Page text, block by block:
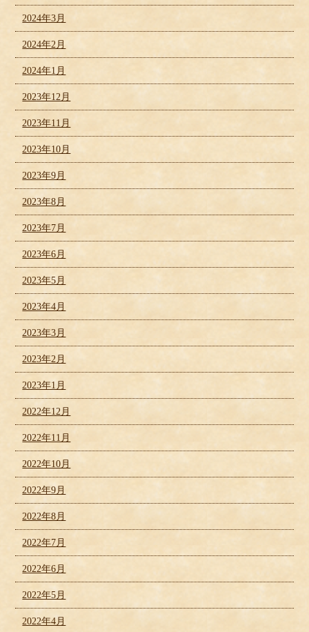
2024年3月
2024年2月
2024年1月
2023年12月
2023年11月
2023年10月
2023年9月
2023年8月
2023年7月
2023年6月
2023年5月
2023年4月
2023年3月
2023年2月
2023年1月
2022年12月
2022年11月
2022年10月
2022年9月
2022年8月
2022年7月
2022年6月
2022年5月
2022年4月